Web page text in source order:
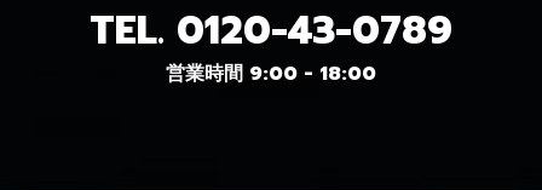
TEL. 0120-43-0789
営業時間 9:00 - 18:00